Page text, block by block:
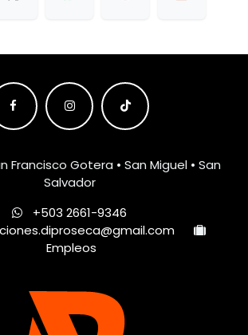
Francisco Gotera • San Miguel • San
Salvador
+503 2661-9346
Empleos